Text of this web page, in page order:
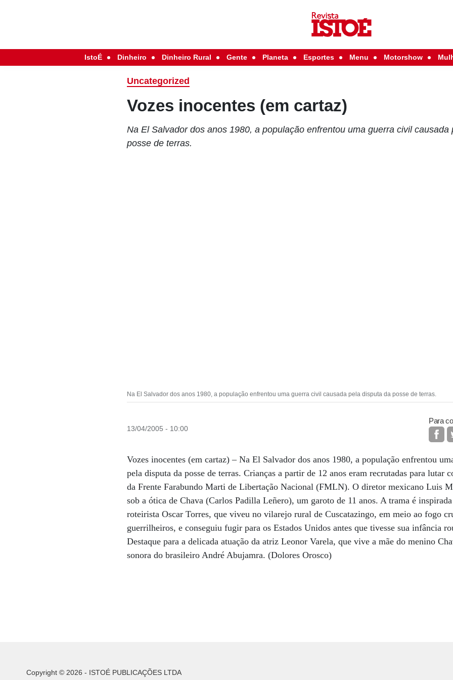
IstoÉ Dinheiro Dinheiro Rural Gente Planeta Esportes Menu Motorshow
Uncategorized
Vozes inocentes (em cartaz)
Na El Salvador dos anos 1980, a população enfrentou uma guerra civil causada
posse de terras.
Na El Salvador dos anos 1980, a população enfrentou uma guerra civil causada pela disputa da posse de terras.
13/04/2005 - 10:00
Para
Vozes inocentes (em cartaz) – Na El Salvador dos anos 1980, a população enfrentou
pela disputa da posse de terras. Crianças a partir de 12 anos eram recrutadas para lutar
da Frente Farabundo Marti de Libertação Nacional (FMLN). O diretor mexicano Luis
sob a ótica de Chava (Carlos Padilla Leñero), um garoto de 11 anos. A trama é
roteirista Oscar Torres, que viveu no vilarejo rural de Cuscatazingo, em meio ao fogo
guerrilheiros, e conseguiu fugir para os Estados Unidos antes que tivesse sua infância
Destaque para a delicada atuação da atriz Leonor Varela, que vive a mãe do menino
sonora do brasileiro André Abujamra. (Dolores Orosco)
Copyright © 2026 - ISTOÉ PUBLICAÇÕES LTDA